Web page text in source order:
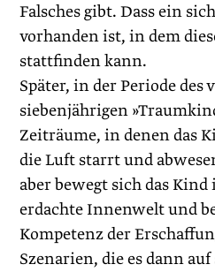
Falsches gibt. Dass ein
vorhanden ist, in dem
stattfinden kann.
Später, in der Periode des
siebenjährigen
Zeiträume, in denen das
die Luft starrt und
aber bewegt sich das
erdachte Innenwelt und
Kompetenz der
Szenarien, die es dann